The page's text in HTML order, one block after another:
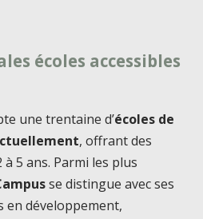
écoles accessibles
une trentaine d’écoles de
, offrant des
5 ans. Parmi les plus
se distingue avec ses
en développement,